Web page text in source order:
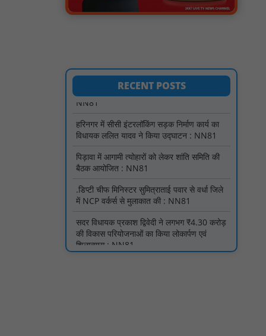
RECENT POSTS
मस्तूरी जनपद पंचायत में 131 सरपंचों का प्रशिक्षण
हरिनगर में सीसी इंटरलॉकिंग सड़क निर्माण कार्य का
विधायक ललित यादव ने किया उद्घाटन : NN81
पिड़ावा में आगामी त्योहारों को लेकर शांति समिति की
.डिप्टी चीफ मिनिस्टर सुमित्राताई पवार से वर्धा जिले
सदर विधायक प्रकाश द्विवेदी ने लगभग ₹4.30 करोड़
शिलान्यास : NN81
मुख्यमंत्री विष्णुदेव साय ने दिए समयबद्ध क्रियान्वयन
के निर्देश : NN81